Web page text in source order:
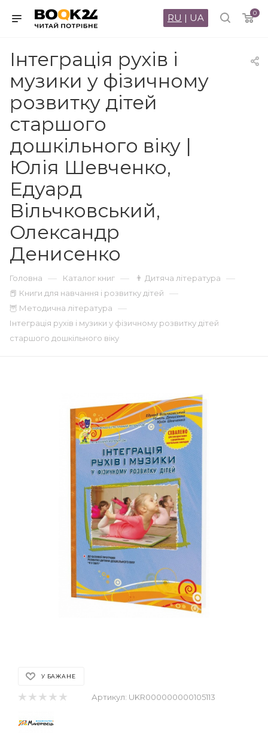
0
RU | UA
Інтеграція рухів і
музики у фізичному
розвитку дітей
старшого
дошкільного віку |
Юлія Шевченко,
Едуард
Вільчковський,
Олександр
Денисенко
Головна — Каталог книг — 👨 Дитяча література —
📕 Книги для навчання і розвитку дітей —
🦉 Методична література —
Інтеграція рухів і музики у фізичному розвитку дітей
старшого дошкільного віку
У БАЖАНЕ
Артикул: UKR000000000105113